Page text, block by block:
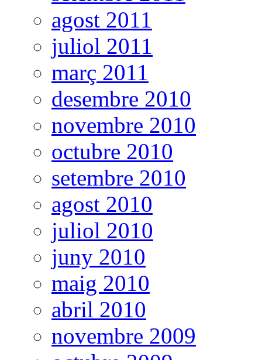
agost 2011
juliol 2011
març 2011
desembre 2010
novembre 2010
octubre 2010
setembre 2010
agost 2010
juliol 2010
juny 2010
maig 2010
abril 2010
novembre 2009